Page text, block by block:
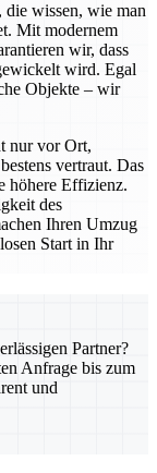
die wissen, wie man
Mit modernem
wir, dass
wird. Egal
Objekte – wir
nur vor Ort,
vertraut. Das
höhere Effizienz.
des
Ihren Umzug
Start in Ihr
Partner?
Anfrage bis zum
und